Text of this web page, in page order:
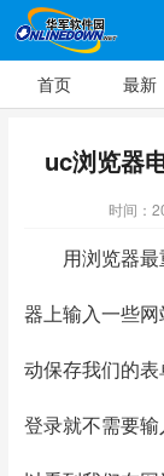
首页 最新
uc浏览器
时间：
用浏览器最
器上输入一些
动保存我们的
登录就不需要